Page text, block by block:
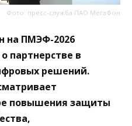
Фото: пресс-служба ПАО МегаФон
на ПМЭФ-2026
партнерстве в
решений.
повышения защиты